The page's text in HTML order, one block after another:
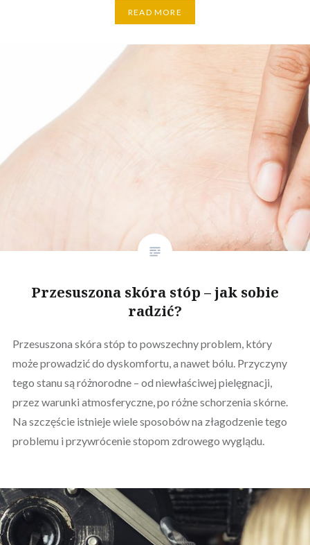
READ MORE
Przesuszona skóra stóp – jak sobie
radzić?
Przesuszona skóra stóp to powszechny problem, który
może prowadzić do dyskomfortu, a nawet bólu. Przyczyny
tego stanu są różnorodne – od niewłaściwej pielęgnacji,
przez warunki atmosferyczne, po różne schorzenia skórne.
Na szczęście istnieje wiele sposobów na złagodzenie tego
problemu i przywrócenie stopom zdrowego wyglądu.